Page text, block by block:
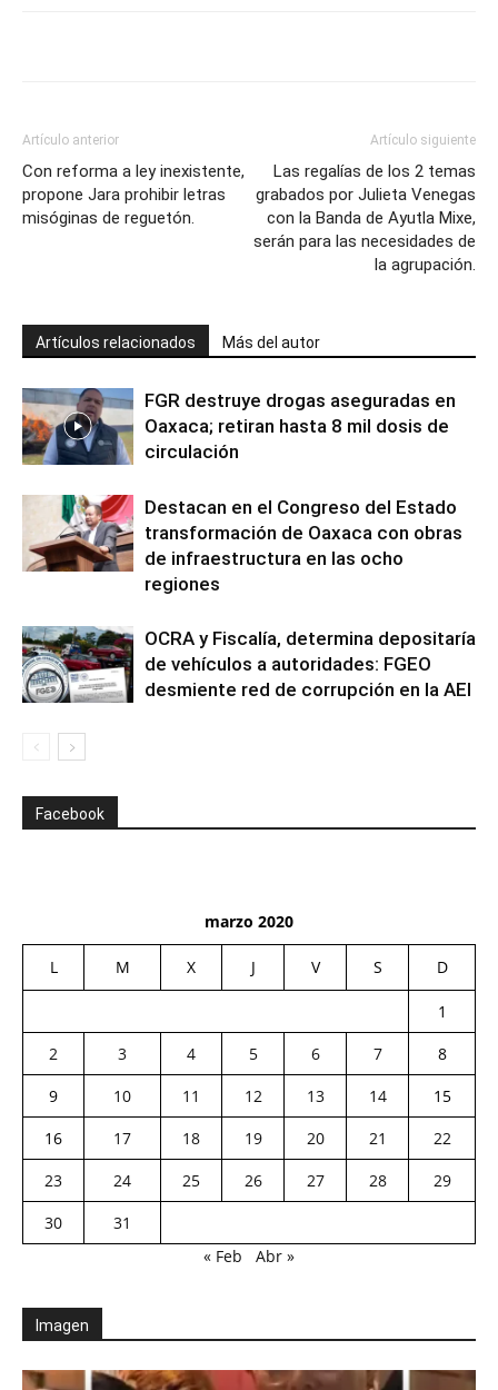
Artículo anterior
Con reforma a ley inexistente,
propone Jara prohibir letras
misóginas de reguetón.
Artículo siguiente
Las regalías de los 2 temas
grabados por Julieta Venegas
con la Banda de Ayutla Mixe,
serán para las necesidades de
la agrupación.
Artículos relacionados Más del autor
FGR destruye drogas aseguradas en
Oaxaca; retiran hasta 8 mil dosis de
circulación
Destacan en el Congreso del Estado
transformación de Oaxaca con obras
de infraestructura en las ocho
regiones
OCRA y Fiscalía, determina depositaría
de vehículos a autoridades: FGEO
desmiente red de corrupción en la AEI
Facebook
marzo 2020
L M X J V S D
1
2
3 4 5 6 7
8
9
10 11 12 13 14
15
16
17 18 19 20 21
22
23
24 25 26 27 28
29
30
31
« Feb
Abr »
Imagen